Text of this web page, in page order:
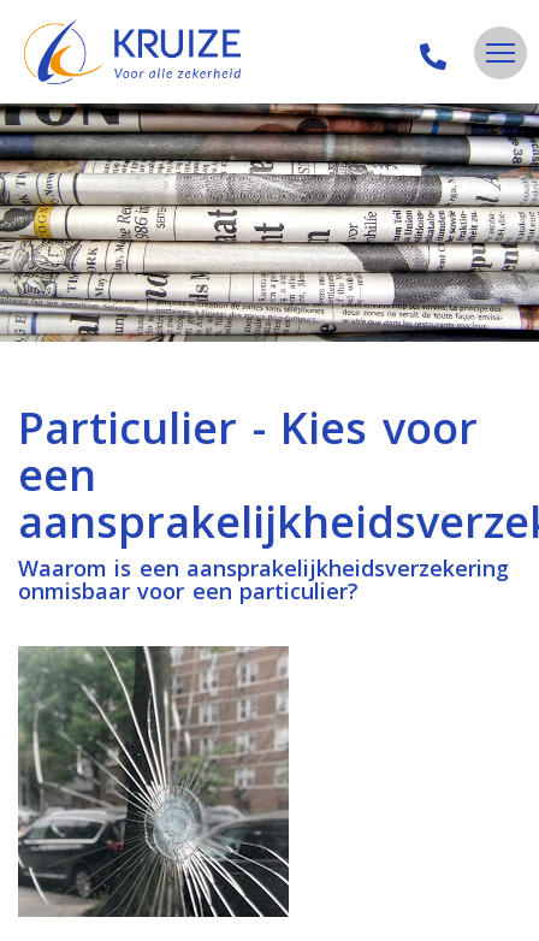
Particulier - Kies voor
een
Waarom is een aansprakelijkheidsverzekering
onmisbaar voor een particulier?